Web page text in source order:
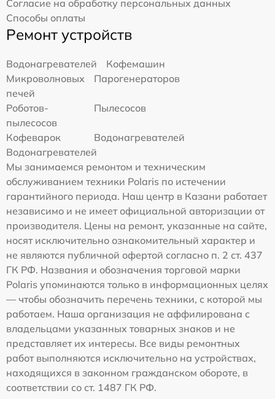
Согласие на обработку персональных данных
Способы оплаты
Ремонт устройств
Водонагревателей
Кофемашин
Микроволновых
печей
Парогенераторов
Роботов-
пылесосов
Пылесосов
Кофеварок
Водонагревателей
Водонагревателей
Мы занимаемся ремонтом и техническим
обслуживанием техники Polaris по истечении
гарантийного периода. Наш центр в Казани работает
независимо и не имеет официальной авторизации от
производителя. Цены на ремонт, указанные на сайте,
носят исключительно ознакомительный характер и
не являются публичной офертой согласно п. 2 ст. 437
ГК РФ. Названия и обозначения торговой марки
Polaris упоминаются только в информационных целях
— чтобы обозначить перечень техники, с которой мы
работаем. Наша организация не аффилирована с
владельцами указанных товарных знаков и не
представляет их интересы. Все виды ремонтных
работ выполняются исключительно на устройствах,
находящихся в законном гражданском обороте, в
соответствии со ст. 1487 ГК РФ.